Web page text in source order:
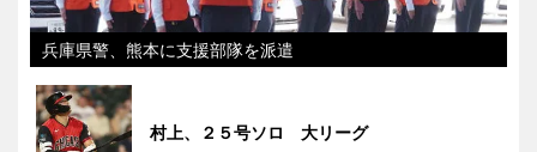
兵庫県警、熊本に支援部隊を派遣
村上、２５号ソロ 大リーグ